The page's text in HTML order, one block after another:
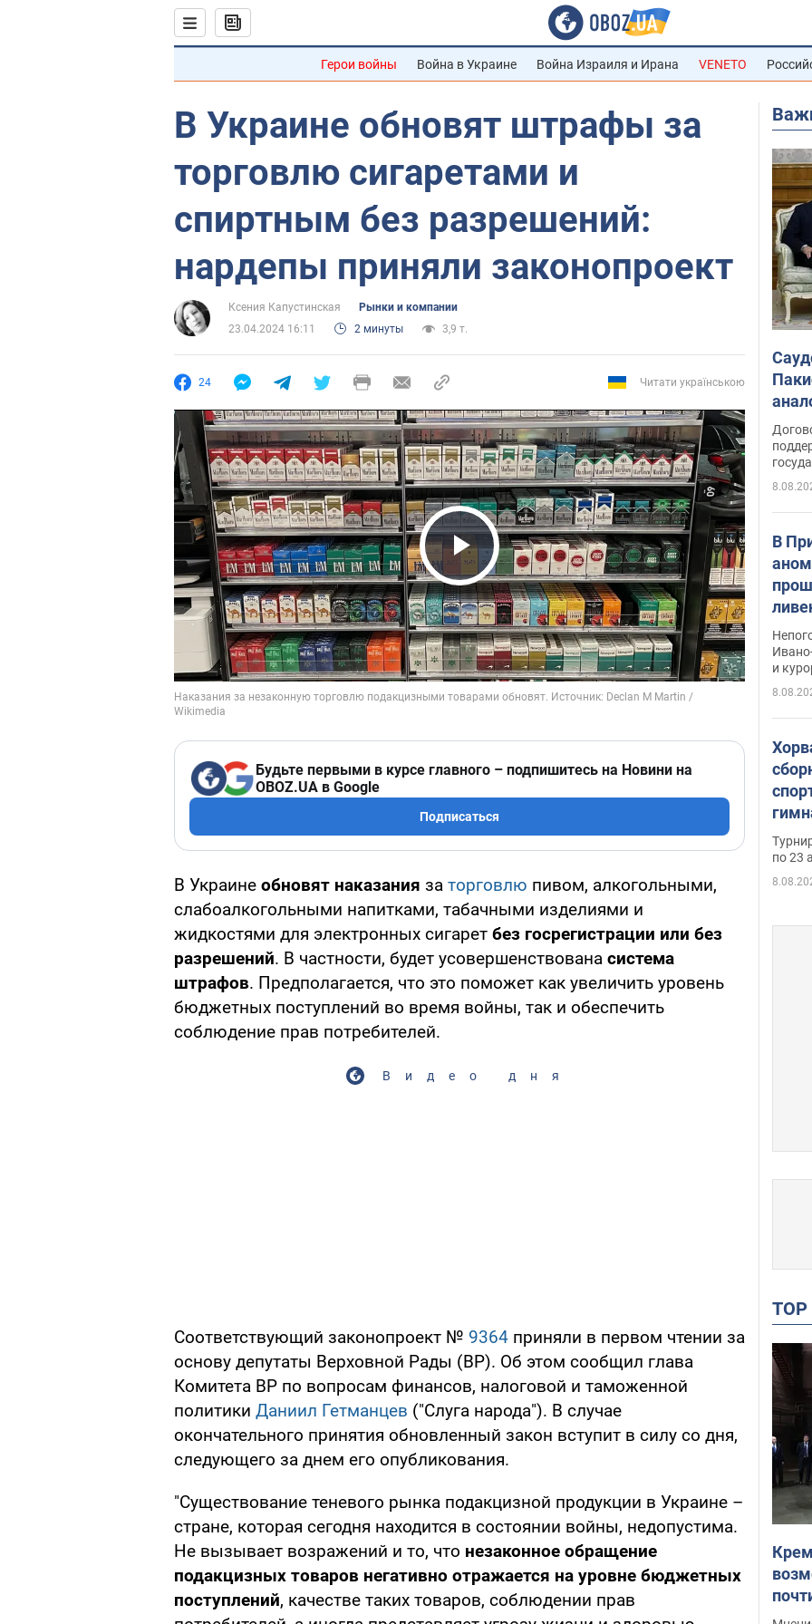
Герои войны Война в Украине Война Израиля и Ирана VENETO
В Украине обновят штрафы за
торговлю сигаретами и
спиртным без разрешений:
нардепы приняли законопроект
Ксения Капустинская
Рынки и компании
23.04.2024 16:11
2 минуты 3,9 т.
24 Читати українською
Play Video
Будьте первыми в курсе главного – подпишитесь на Новини на
OBOZ.UA в Google
Подписаться
В Украине обновят наказания за торговлю пивом, алкогольными,
слабоалкогольными напитками, табачными изделиями и
жидкостями для электронных сигарет без госрегистрации или без
разрешений. В частности, будет усовершенствована система
штрафов. Предполагается, что это поможет как увеличить уровень
бюджетных поступлений во время войны, так и обеспечить
соблюдение прав потребителей.
Видео дня
Соответствующий законопроект № 9364 приняли в первом чтении за
основу депутаты Верховной Рады (ВР). Об этом сообщил глава
Комитета ВР по вопросам финансов, налоговой и таможенной
политики Даниил Гетманцев ("Слуга народа"). В случае
окончательного принятия обновленный закон вступит в силу со дня,
следующего за днем его опубликования.
"Существование теневого рынка подакцизной продукции в Украине –
стране, которая сегодня находится в состоянии войны, недопустима.
Не вызывает возражений и то, что незаконное обращение
подакцизных товаров негативно отражается на уровне бюджетных
поступлений, качестве таких товаров, соблюдении прав
В
и
на
по 23